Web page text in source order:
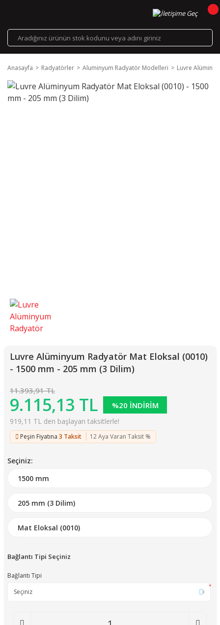
Anasayfa Radyatörler Aluminyum Radyatör Modelleri Luvre
Luvre Alüminyum Radyatör Mat Eloksal (0010)
- 1500 mm - 205 mm (3 Dilim)
11.393,91 TL
9.115,13 TL %20 İNDİRİM
919,11 TL den başlayan taksitlerle!
Peşin Fiyatına 3 Taksit 12 Aya Varan Taksit %
Seçiniz:
Bağlantı Tipi Seçiniz
Bağlantı Tipi
*